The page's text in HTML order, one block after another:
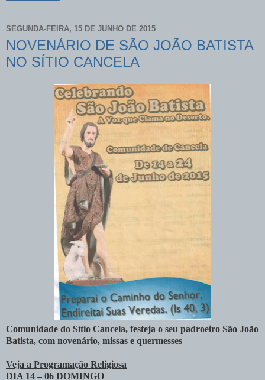
SEGUNDA-FEIRA, 15 DE JUNHO DE 2015
NOVENÁRIO DE SÃO JOÃO BATISTA
NO SÍTIO CANCELA
Comunidade do Sítio Cancela, festeja o seu padroeiro São João
Batista, com novenário, missas e quermesses
Veja a Programação Religiosa
DIA 14 – 06 DOMINGO